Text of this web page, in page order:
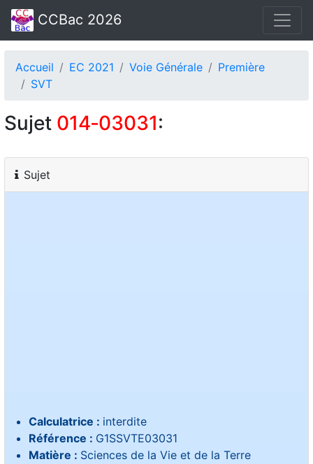
CCBac 2026
Accueil EC 2021 Voie Générale
Première
SVT
Sujet 014‑03031:
Sujet
Calculatrice : interdite
Référence : G1SSVTE03031
Matière : Sciences de la Vie et de la Terre